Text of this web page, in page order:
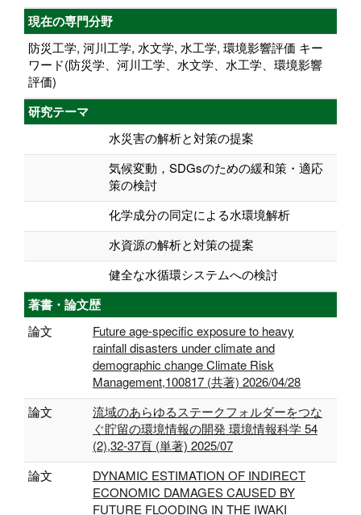
現在の専門分野
防災工学, 河川工学, 水文学, 水工学, 環境影響評価 キー
ワード(防災学、河川工学、水文学、水工学、環境影響
評価)
研究テーマ
水災害の解析と対策の提案
気候変動，SDGsのための緩和策・適応
策の検討
化学成分の同定による水環境解析
水資源の解析と対策の提案
健全な水循環システムへの検討
著書・論文歴
論文
Future age-specific exposure to heavy
rainfall disasters under climate and
demographic change Climate Risk
Management,100817 (共著) 2026/04/28
論文
流域のあらゆるステークフォルダーをつな
ぐ貯留の環境情報の開発 環境情報科学 54
(2),32-37頁 (単著) 2025/07
論文
DYNAMIC ESTIMATION OF INDIRECT
ECONOMIC DAMAGES CAUSED BY
FUTURE FLOODING IN THE IWAKI